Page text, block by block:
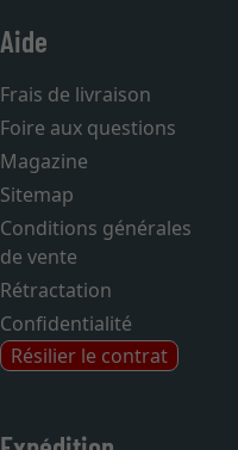
Aide
Frais de livraison
Foire aux questions
Magazine
Sitemap
Conditions générales
de vente
Rétractation
Confidentialité
Résilier le contrat